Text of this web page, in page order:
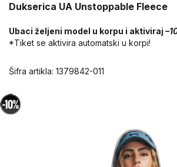
Dukserica UA Unstoppable Fleece
Ubaci željeni model u korpu i aktiviraj
*Tiket se aktivira automatski u korpi!
Šifra artikla: 1379842-011